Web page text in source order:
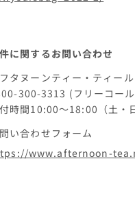
に関するお問い合わせ
タヌーンティー・ティー
300-3313 (フリーコー
時間10:00～18:00（土・
い合わせフォーム
www.afternoon-